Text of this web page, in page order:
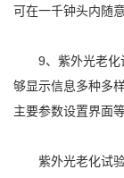
可在一千钟头内随
9、紫外光老化
够显示信息多种多
主要参数设置界面
紫外光老化试验